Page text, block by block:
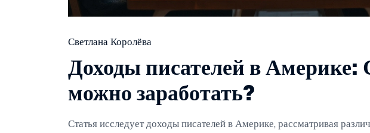
Светлана Королёва
Доходы писателей в Америке:
можно заработать?
Статья исследует доходы писателей в Америке, рассматривая